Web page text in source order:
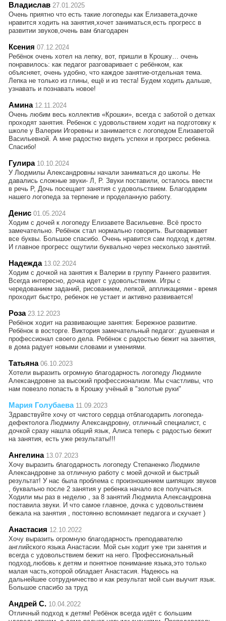
Владислав 27.01.2025
Очень приятно что есть такие логопеды как Елизавета,дочке
нравится ходить на занятия,хочет заниматься,есть прогресс в
развитии звуков,очень вам благодарен
Ксения 07.12.2024
Ребёнок очень хотел на лепку, вот, пришли в Крошку… очень
понравилось: как педагог разговаривает с ребёнком, как
объясняет, очень удобно, что каждое занятие-отдельная тема.
Лепка не только из глины, ещё и из теста! Будем ходить дальше,
узнавать и познавать новое!
Амина 12.11.2024
Очень любим весь коллектив «Крошки», всегда с заботой о детках
проходят занятия. Ребенок с удовольствием ходит на подготовку к
школе у Валерии Игоревны и занимается с логопедом Елизаветой
Васильевной. А мне радостно видеть успехи и прогресс ребенка.
Спасибо!
Гулира 10.10.2024
У Людмилы Александровны начали заниматься до школы. Не
давались сложные звуки- Л, Р. Звуки поставили, осталось ввести
в речь Р, Дочь посещает занятия с удовольствием. Благодарим
нашего логопеда за терпение и проделанную работу.
Денис 01.05.2024
Ходим с дочей к логопеду Елизавете Васильевне. Всё просто
замечательно. Ребёнок стал нормально говорить. Выговаривает
все буквы. Большое спасибо. Очень нравится сам подход к детям.
И главное прогресс ощутили буквально через несколько занятий.
Надежда 13.02.2024
Ходим с дочкой на занятия к Валерии в группу Раннего развития.
Всегда интересно, дочка идет с удовольствием. Игры с
чередованием заданий, рисованием, лепкой, аппликациями - время
проходит быстро, ребенок не устает и активно развивается!
Роза 23.12.2023
Ребёнок ходит на развивающие занятия: Бережное развитие.
Ребёнок в восторге. Виктория замечательный педагог: душевная и
профессионал своего дела. Ребёнок с радостью бежит на занятия,
в дома радует новыми словами и умениями.
Татьяна 06.10.2023
Хотели выразить огромную благодарность логопеду Людмиле
Александровне за высокий профессионализм. Мы счастливы, что
нам повезло попасть в Крошку учёный в "золотые руки"
Мария Голубаева 11.09.2023
Здравствуйте хочу от чистого сердца отблагодарить логопеда-
дефектолога Людмилу Александровну, отличный специалист, с
дочкой сразу нашла общий язык, Алиса теперь с радостью бежит
на занятия, есть уже результаты!!!
Ангелина 13.07.2023
Хочу выразить благодарность логопеду Степаненко Людмиле
Александровне за отличную работу с моей дочкой и быстрый
результат! У нас была проблема с произношением шипящих звуков
, буквально после 2 занятия у ребенка начало все получаться.
Ходили мы раз в неделю , за 8 занятий Людмила Александровна
поставила звуки. И что самое главное, дочка с удовольствием
бежала на занятия , постоянно вспоминает педагога и скучает )
Анастасия 12.10.2022
Хочу выразить огромную благодарность преподавателю
английского языка Анастасии. Мой сын ходит уже три занятия и
всегда с удовольствием бежит на него. Профессиональный
подход,любовь к детям и понятное понимание языка,это только
малая часть,которой обладает Анастасия. Надеюсь на
дальнейшее сотрудничество и как результат мой сын выучит язык.
Большое спасибо за труд
Андрей С. 10.04.2022
Отличный подход к детям! Ребёнок всегда идёт с большим